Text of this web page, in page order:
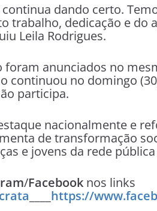
dando certo.
trabalho, dedicação e do
Leila Rodrigues.
anunciados no
continuou no domingo
participa.
nacionalmente e
de transformação
e jovens da rede
/Facebook nos links
https://